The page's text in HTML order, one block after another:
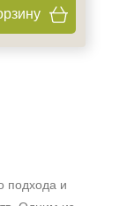
подхода и